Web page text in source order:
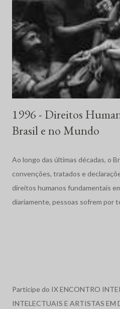
1996 - Direitos
Brasil e no Mundo
Ao longo das últimas décadas, o
convenções, tratados e
direitos humanos fundamentais
diariamente, pessoas sofrem por
anualmente, publica uma
direitos humanos em diversos
Participe do IX ENCONTRO
INTELECTUAIS E ARTISTAS EM